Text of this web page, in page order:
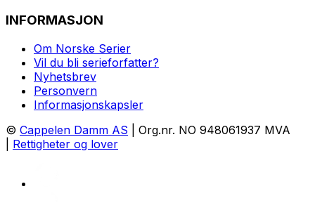
INFORMASJON
Om Norske Serier
Vil du bli serieforfatter?
Nyhetsbrev
Personvern
Informasjonskapsler
© Cappelen Damm AS | Org.nr. NO 948061937 MVA
Rettigheter og lover